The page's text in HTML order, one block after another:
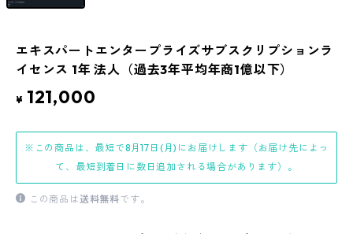
エキスパートエンタープライズサブスクリプションラ
イセンス 1年 法人（過去3年平均年商1億以下）
¥ 121,000
※この商品は、最短で8月17日(月)にお届けします（お届け先によっ
て、最短到着日に数日追加される場合があります）。
この商品は送料無料です。